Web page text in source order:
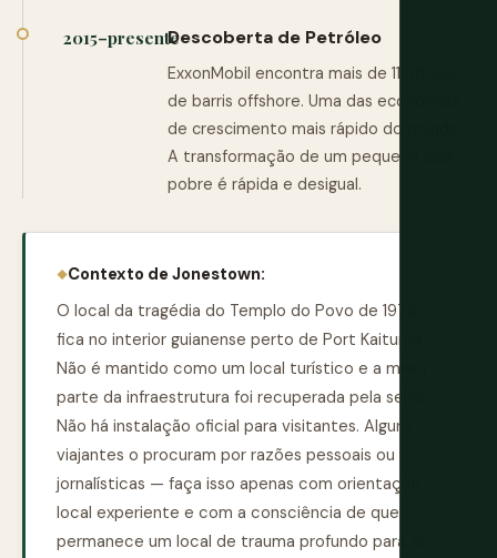
2015–presenteDescoberta de Petróleo
ExxonMobil encontra mais de 11 bilhões
de barris offshore. Uma das economias
de crescimento mais rápido do mundo.
A transformação de um pequeno país
pobre é rápida e desigual.
Contexto de Jonestown:
O local da tragédia do Templo do Povo de 1978
fica no interior guianense perto de Port Kaituma.
Não é mantido como um local turístico e a maior
parte da infraestrutura foi recuperada pela selva.
Não há instalação oficial para visitantes. Alguns
viajantes o procuram por razões pessoais ou
jornalísticas — faça isso apenas com orientação
local experiente e com a consciência de que
permanece um local de trauma profundo para as